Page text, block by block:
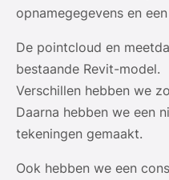
opnamegegevens en
De pointcloud en
bestaande Revit-model.
Verschillen hebben we
Daarna hebben we een
tekeningen gemaakt.
Ook hebben we een